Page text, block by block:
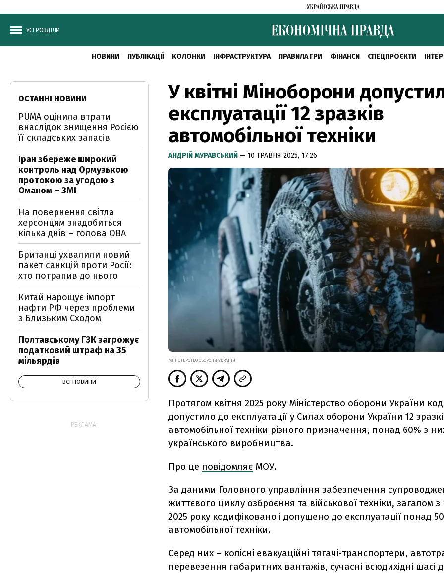
УСІ РОЗДІЛИ
НОВИНИ ПУБЛІКАЦІЇ КОЛОНКИ ІНФРАСТРУКТУРА ПРАВИЛА ГРИ ФІНАНСИ СПЕЦПРОЄКТИ
У квітні Міноборони
експлуатації 12 зразків
автомобільної техніки
АНДРІЙ МУРАВСЬКИЙ — 10 ТРАВНЯ 2025, 17:26
МІНІСТЕРСТВО ОБОРОНИ УКРАЇНИ
Протягом квітня 2025 року Міністерство оборони України
допустило до експлуатації у Силах оборони України 12
автомобільної техніки різного призначення, понад 60% з
українського виробництва.
Про це повідомляє МОУ.
За даними Головного управління забезпечення
життєвого циклу озброєння та військової техніки, загалом з
2025 року кодифіковано і допущено до експлуатації понад 50
автомобільної техніки.
Серед них – колісні евакуаційні тягачі-транспортери,
перевезення габаритних вантажів, сучасні всюдихідні шасі
ОСТАННІ НОВИНИ
PUMA оцінила втрати
внаслідок знищення Росією
її складських запасів
Іран збереже широкий
контроль над Ормузькою
протокою за угодою з
Оманом – ЗМІ
На повернення світла
херсонцям знадобиться
кілька днів – голова ОВА
Британці ухвалили новий
пакет санкцій проти Росії:
хто потрапив до нього
Китай нарощує імпорт
нафти РФ через проблеми
з Близьким Сходом
Полтавському ГЗК загрожує
податковий штраф на 35
мільярдів
ВСІ НОВИНИ
РЕКЛАМА: